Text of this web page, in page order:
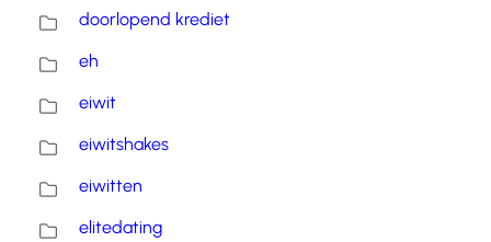
doorlopend krediet
eh
eiwit
eiwitshakes
eiwitten
elitedating